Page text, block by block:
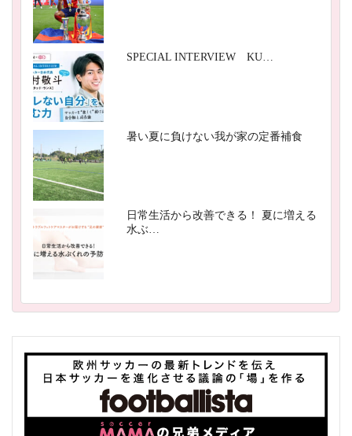
SPECIAL INTERVIEW KU…
暑い夏に負けない我が家の定番補食
日常生活から改善できる！ 夏に増える
水ぶ…